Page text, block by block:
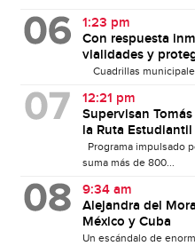
1:23 pm
Con respuesta
vialidades y
Cuadrillas
12:21 pm
Supervisan
la Ruta
Programa impulsado
suma más de 800...
9:34 am
Alejandra del
México y Cuba
Un escándalo de